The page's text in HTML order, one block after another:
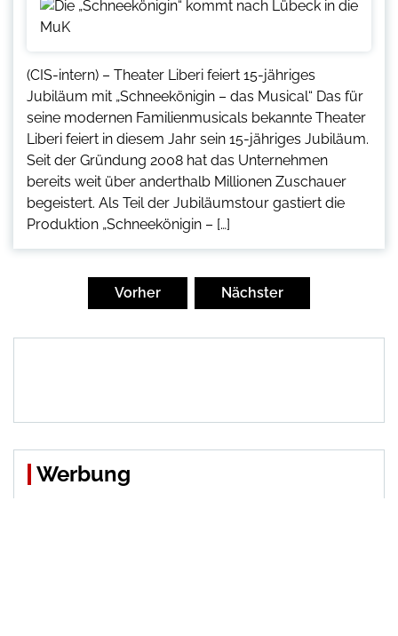
(CIS-intern) – Theater Liberi feiert 15-jähriges
Jubiläum mit „Schneekönigin – das Musical“ Das für
seine modernen Familienmusicals bekannte Theater
Liberi feiert in diesem Jahr sein 15-jähriges Jubiläum.
Seit der Gründung 2008 hat das Unternehmen
bereits weit über anderthalb Millionen Zuschauer
begeistert. Als Teil der Jubiläumstour gastiert die
Produktion „Schneekönigin – […]
Vorher Nächster
Werbung